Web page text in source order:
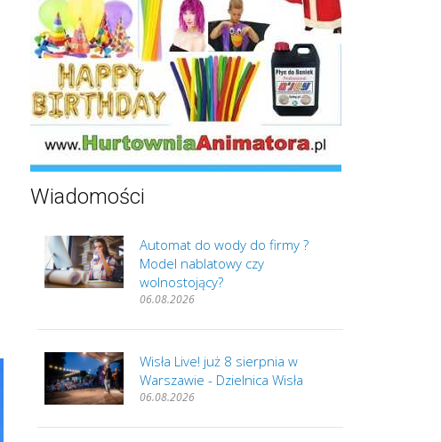
Wiadomości
Automat do wody do firmy ?
Model nablatowy czy
wolnostojący?
06.08.2026
Wisła Live! już 8 sierpnia w
Warszawie - Dzielnica Wisła
06.08.2026